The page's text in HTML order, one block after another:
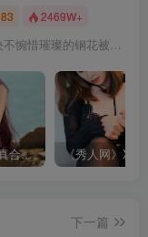
83 2469W+
为了走上成材的道路，钢铁决不惋惜璀璨的钢花被遗弃
仙九Airi 高清写真合集[持续更新]
下一篇